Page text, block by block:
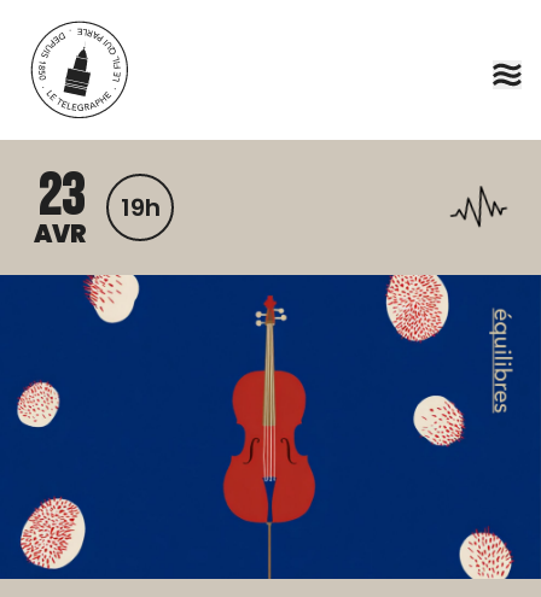
Aller au contenu principal
23
AVR
19h